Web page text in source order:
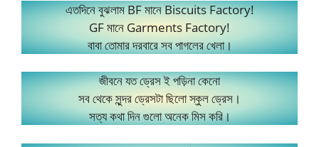
এতদিনে বুঝলাম BF মানে Biscuits Factory!
GF মানে Garments Factory!
বাবা তোমার দরবারে সব পাগলের খেলা।
জীবনে যত ড্রেস ই পড়িনা কেনো
সব থেকে সুন্দর ড্রেসটা ছিলো স্কুল ড্রেস।
সত্য কথা দিন গুলো অনেক মিস করি।